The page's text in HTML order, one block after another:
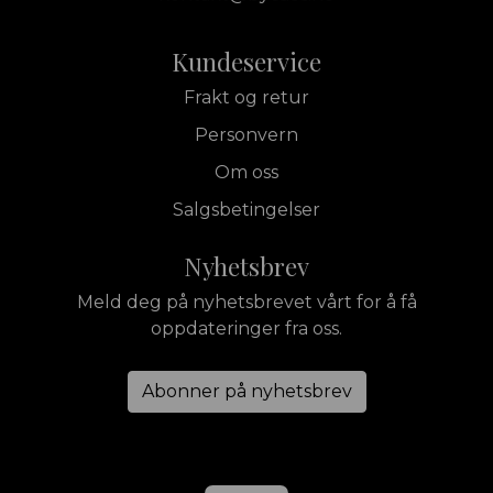
Kundeservice
Frakt og retur
Personvern
Om oss
Salgsbetingelser
Nyhetsbrev
Meld deg på nyhetsbrevet vårt for å få
oppdateringer fra oss.
Abonner på nyhetsbrev